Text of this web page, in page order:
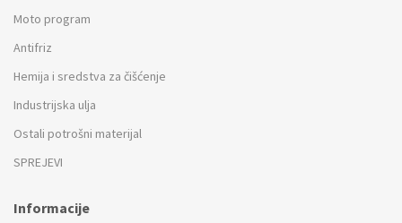
Moto program
Antifriz
Hemija i sredstva za čišćenje
Industrijska ulja
Ostali potrošni materijal
SPREJEVI
Informacije